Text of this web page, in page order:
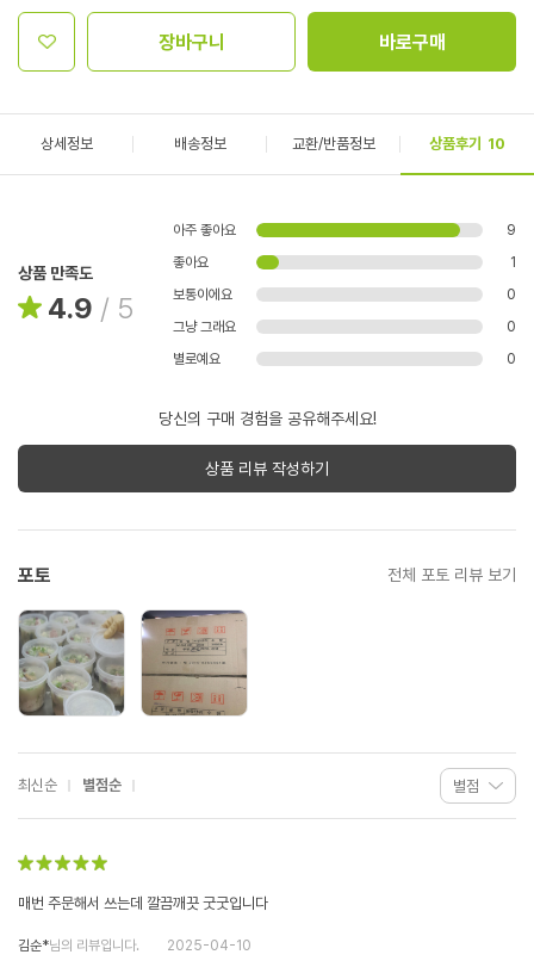
장바구니 바로구매
상세정보 배송정보 교환/반품정보 상품후기 10
상품 만족도
4.9 / 5
아주 좋아요
9
좋아요
1
보통이에요
0
그냥 그래요
0
별로예요
0
당신의 구매 경험을 공유해주세요!
상품 리뷰 작성하기
포토 전체 포토 리뷰 보기
최신순 별점순
매번 주문해서 쓰는데 깔끔깨끗 굿굿입니다
김순*님의 리뷰입니다. 2025-04-10